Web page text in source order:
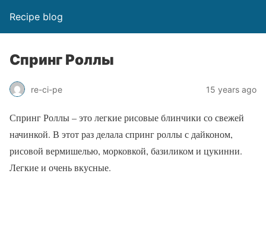
Recipe blog
Спринг Роллы
re-ci-pe 15 years ago
Спринг Роллы – это легкие рисовые блинчики со свежей
начинкой. В этот раз делала спринг роллы с дайконом,
рисовой вермишелью, морковкой, базиликом и цукинни.
Легкие и очень вкусные.